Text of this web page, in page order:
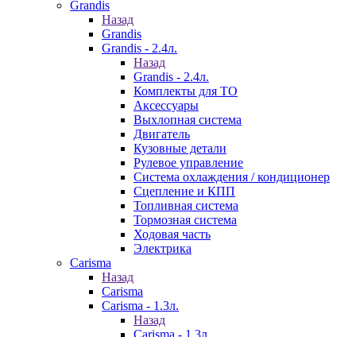
Grandis
Назад
Grandis
Grandis - 2.4л.
Назад
Grandis - 2.4л.
Комплекты для ТО
Аксессуары
Выхлопная система
Двигатель
Кузовные детали
Рулевое управление
Система охлаждения / кондиционер
Сцепление и КПП
Топливная система
Тормозная система
Ходовая часть
Электрика
Carisma
Назад
Carisma
Carisma - 1.3л.
Назад
Carisma - 1.3л.